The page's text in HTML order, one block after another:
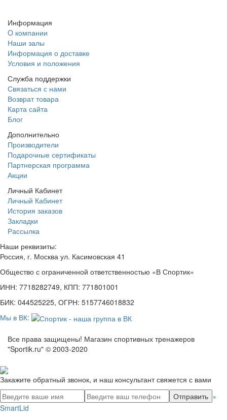
Информация
O компании
Наши залы
Информация о доставке
Условия и положения
Служба поддержки
Связаться с нами
Возврат товара
Карта сайта
Блог
Дополнительно
Производители
Подарочные сертификаты
Партнерская программа
Акции
Личный Кабинет
Личный Кабинет
История заказов
Закладки
Рассылка
Наши реквизиты:
Россия, г. Москва ул. Касимовская 41
Общество с ограниченной ответственностью «В Спортик»
ИНН: 7718282749, КПП: 771801001
БИК: 044525225, ОГРН: 5157746018832
Мы в ВК:
Все права защищены! Магазин спортивных тренажеров
"Sportik.ru" © 2003-2020
Закажите обратный звонок, и наш консультант свяжется с вами
Отправить ×
SmartLid